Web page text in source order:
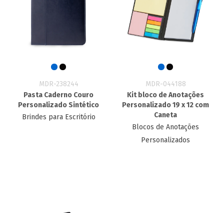
MDR-238244
Pasta Caderno Couro
Personalizado Sintético
Brindes para Escritório
MDR-044188
Kit bloco de Anotações
Personalizado 19 x 12​ com
Caneta
Blocos de Anotações
Personalizados